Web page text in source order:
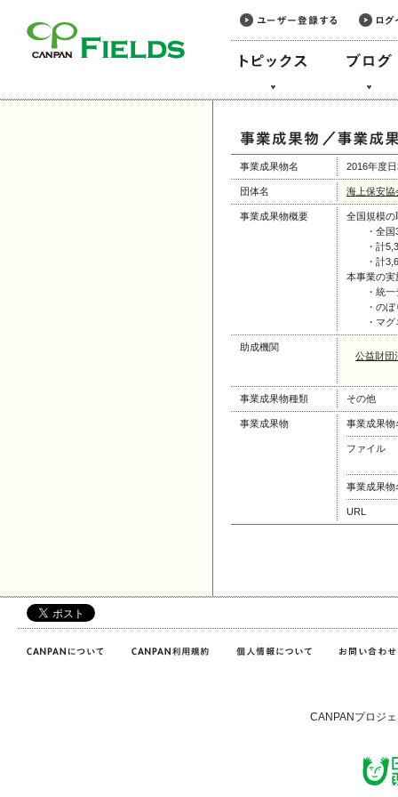
事業成果物名 2016年度
団体名 海上保安協
事業成果物概要
全国規模の
・全国
・計
・計
本事業の実
・統一デ
・のぼり
・マグネ
助成機関
公益財団
事業成果物種類 その他
事業成果物 事業成果物
ファイル
事業成果物
URL
CANPANプロジ